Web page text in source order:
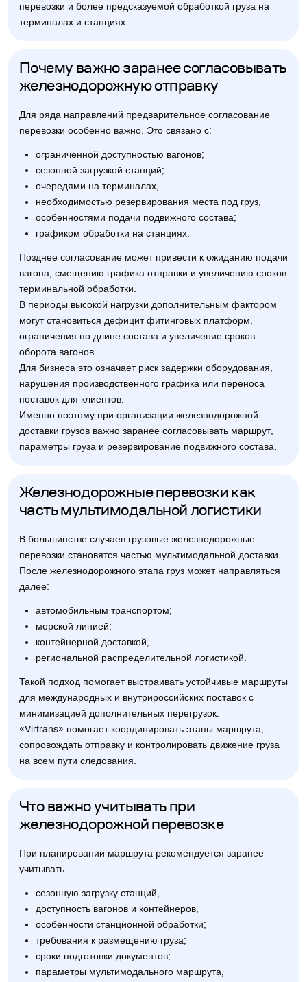
перевозки и более предсказуемой обработкой груза на
терминалах и станциях.
Почему важно заранее согласовывать
железнодорожную отправку
Для ряда направлений предварительное согласование
перевозки особенно важно. Это связано с:
ограниченной доступностью вагонов;
сезонной загрузкой станций;
очередями на терминалах;
необходимостью резервирования места под груз;
особенностями подачи подвижного состава;
графиком обработки на станциях.
Позднее согласование может привести к ожиданию подачи
вагона, смещению графика отправки и увеличению сроков
терминальной обработки.
В периоды высокой нагрузки дополнительным фактором
могут становиться дефицит фитинговых платформ,
ограничения по длине состава и увеличение сроков
оборота вагонов.
Для бизнеса это означает риск задержки оборудования,
нарушения производственного графика или переноса
поставок для клиентов.
Именно поэтому при организации железнодорожной
доставки грузов важно заранее согласовывать маршрут,
параметры груза и резервирование подвижного состава.
Железнодорожные перевозки как
часть мультимодальной логистики
В большинстве случаев грузовые железнодорожные
перевозки становятся частью мультимодальной доставки.
После железнодорожного этапа груз может направляться
далее:
автомобильным транспортом;
морской линией;
контейнерной доставкой;
региональной распределительной логистикой.
Такой подход помогает выстраивать устойчивые маршруты
для международных и внутрироссийских поставок с
минимизацией дополнительных перегрузок.
«Virtrans» помогает координировать этапы маршрута,
сопровождать отправку и контролировать движение груза
на всем пути следования.
Что важно учитывать при
железнодорожной перевозке
При планировании маршрута рекомендуется заранее
учитывать:
сезонную загрузку станций;
доступность вагонов и контейнеров;
особенности станционной обработки;
требования к размещению груза;
сроки подготовки документов;
параметры мультимодального маршрута;